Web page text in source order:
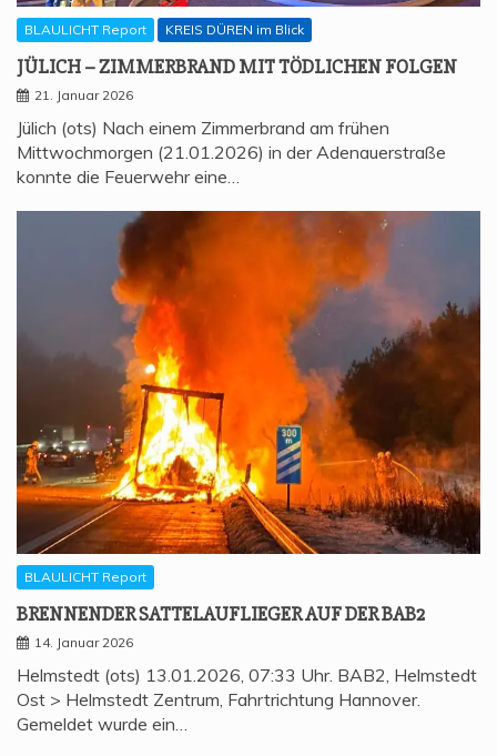
BLAULICHT Report KREIS DÜREN im Blick
JÜLICH – ZIM­MER­BRAND MIT TÖD­LI­CHEN FOLGEN
21. Januar 2026
Jülich (ots) Nach einem Zimmerbrand am frühen
Mittwochmorgen (21.01.2026) in der Adenauerstraße
konnte die Feuerwehr eine…
BLAULICHT Report
BREN­NEN­DER SAT­TEL­AUF­LIE­GER AUF DER BAB2
14. Januar 2026
Helmstedt (ots) 13.01.2026, 07:33 Uhr. BAB2, Helmstedt
Ost > Helmstedt Zentrum, Fahrtrichtung Hannover.
Gemeldet wurde ein…